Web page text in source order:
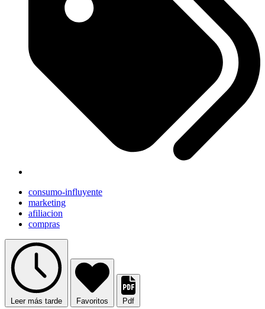
consumo-influyente
marketing
afiliacion
compras
Leer más tarde Favoritos Pdf